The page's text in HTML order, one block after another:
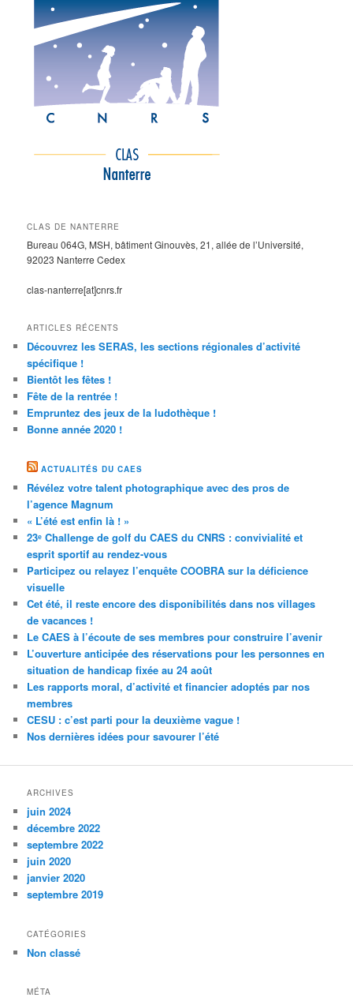
CLAS DE NANTERRE
Bureau 064G, MSH, bâtiment Ginouvès, 21, allée de l’Université,
92023 Nanterre Cedex
clas-nanterre[at]cnrs.fr
ARTICLES RÉCENTS
Découvrez les SERAS, les sections régionales d’activité
spécifique !
Bientôt les fêtes !
Fête de la rentrée !
Empruntez des jeux de la ludothèque !
Bonne année 2020 !
ACTUALITÉS DU CAES
Révélez votre talent photographique avec des pros de
l’agence Magnum
« L’été est enfin là ! »
23ᵉ Challenge de golf du CAES du CNRS : convivialité et
esprit sportif au rendez-vous
Participez ou relayez l’enquête COOBRA sur la déficience
visuelle
Cet été, il reste encore des disponibilités dans nos villages
de vacances !
Le CAES à l’écoute de ses membres pour construire l’avenir
L’ouverture anticipée des réservations pour les personnes en
situation de handicap fixée au 24 août
Les rapports moral, d’activité et financier adoptés par nos
membres
CESU : c’est parti pour la deuxième vague !
Nos dernières idées pour savourer l’été
ARCHIVES
juin 2024
décembre 2022
septembre 2022
juin 2020
janvier 2020
septembre 2019
CATÉGORIES
Non classé
MÉTA